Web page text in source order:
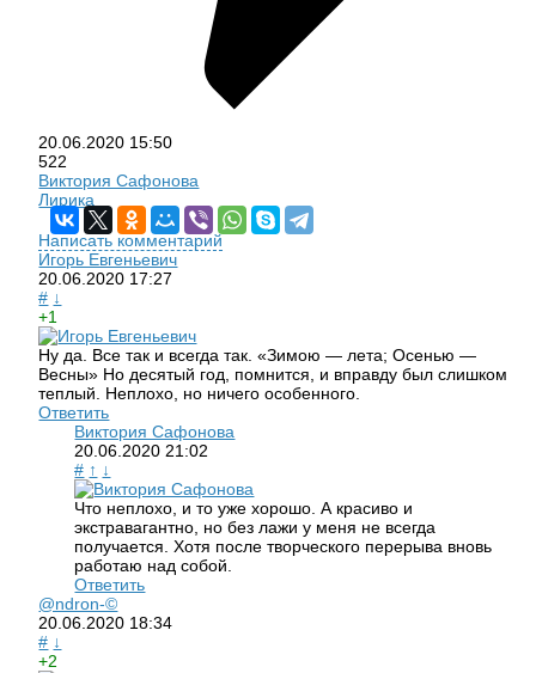
20.06.2020 15:50
522
Виктория Сафонова
Лирика
Написать комментарий
Игорь Евгеньевич
20.06.2020 17:27
# ↓
+1
Ну да. Все так и всегда так. «Зимою — лета; Осенью —
Весны» Но десятый год, помнится, и вправду был слишком
теплый. Неплохо, но ничего особенного.
Ответить
Виктория Сафонова
20.06.2020 21:02
# ↑ ↓
Что неплохо, и то уже хорошо. А красиво и
экстравагантно, но без лажи у меня не всегда
получается. Хотя после творческого перерыва вновь
работаю над собой.
Ответить
@ndron-©
20.06.2020 18:34
# ↓
+2